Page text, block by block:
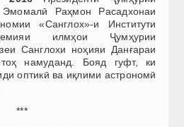
Эмомалӣ Раҳмон Расадхонаи
«Санглох»-и Институти
илмҳои Ҷумҳурии
Санглохи ноҳияи Данғараи
намуданд. Бояд гуфт, ки
оптикӣ ва иқлими астрономӣ
***